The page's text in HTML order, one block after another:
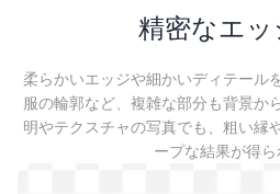
精密なエッ
柔らかいエッジや細かいディテール
服の輪郭など、複雑な部分も背景か
明やテクスチャの写真でも、粗い縁
ープな結果が得ら